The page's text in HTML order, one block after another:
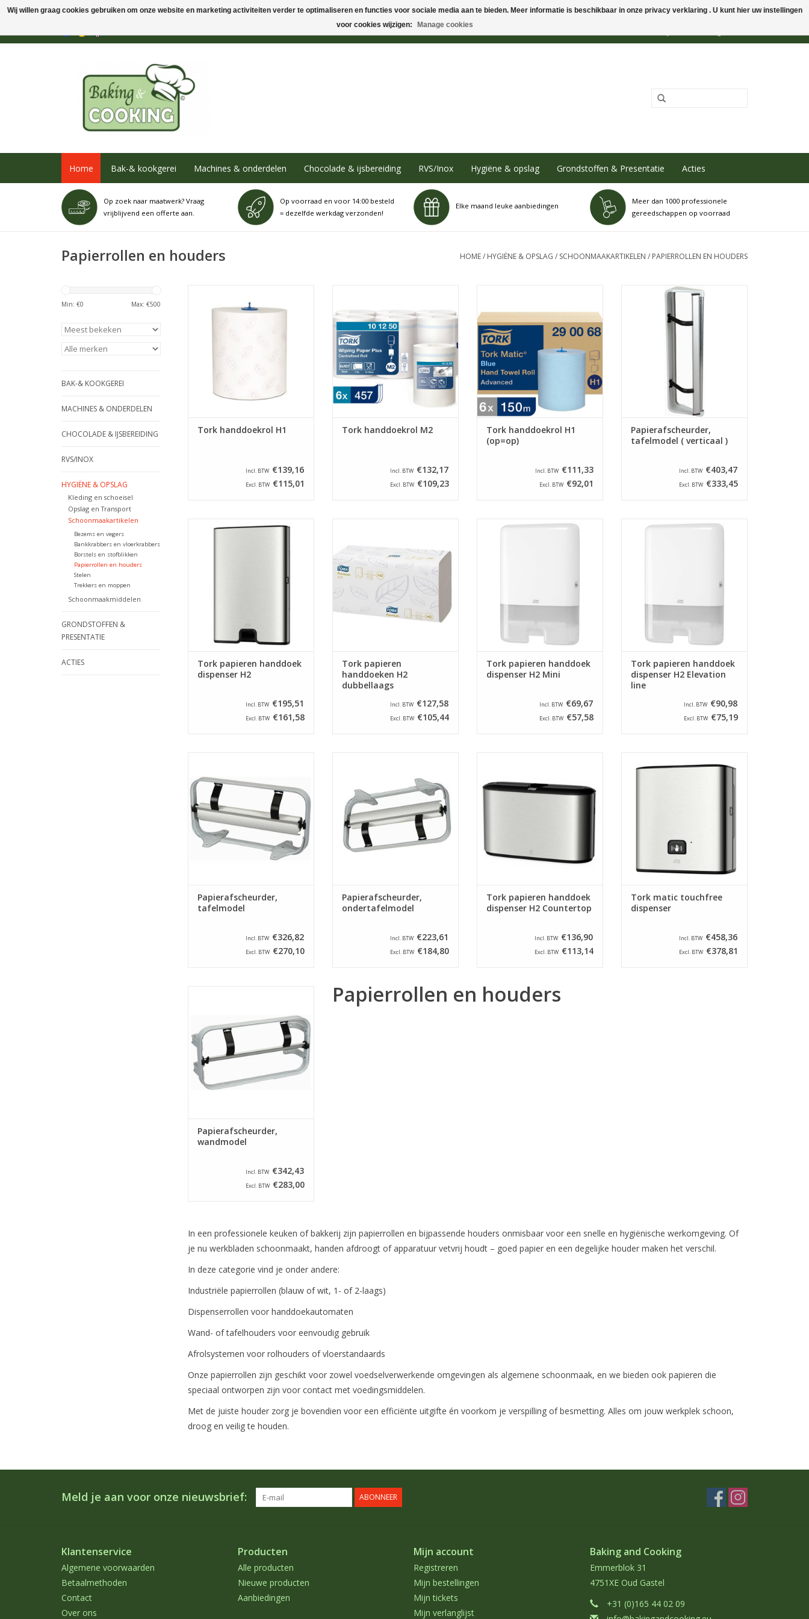
Home Bak-& kookgerei Machines & onderdelen Chocolade & ijsbereiding RVS/Inox Hygiëne & opslag Grondstoffen & Presentatie Acties
Op zoek naar maatwerk? Vraag
vrijblijvend een offerte aan.
Op voorraad en voor 14:00 besteld
= dezelfde werkdag verzonden!
Elke maand leuke aanbiedingen
Meer dan 1000 professionele
gereedschappen op voorraad
Papierrollen en houders HOME/ HYGIËNE & OPSLAG / SCHOONMAAKARTIKELEN / PAPIERROLLEN EN HOUDERS
Min: €0 Max: €500
BAK-& KOOKGEREI
MACHINES & ONDERDELEN
CHOCOLADE & IJSBEREIDING
RVS/INOX
HYGIËNE & OPSLAG
Kleding en schoeisel
Opslag en Transport
Schoonmaakartikelen
Bezems en vegers
Bankkrabbers en vloerkrabbers
Borstels en stofblikken
Papierrollen en houders
Stelen
Trekkers en moppen
Schoonmaakmiddelen
GRONDSTOFFEN &
PRESENTATIE
ACTIES
dispenser H25 011. Deze rollen
zijn per 6 stuks verpakt
TOEVOEGEN AAN WINKELWAGEN
Tork handdoekrol H1
Incl. BTW €139,16
Excl. BTW €115,01
het poetspapier zacht, sterk en
absorberend, zodat je efficiënter
kunt drogen met minder
verspilling.
TOEVOEGEN AAN WINKELWAGEN
Tork handdoekrol M2
Incl. BTW €132,17
Excl. BTW €109,23
zijn per 6 stuks verpakt
TOEVOEGEN AAN WINKELWAGEN
Tork handdoekrol H1
(op=op)
Incl. BTW €111,33
Excl. BTW €92,01
Papierafscheurder, verticaal
tafelmodel met een lengte van 50
Papierafscheurder,
tafelmodel ( verticaal )
Incl. BTW €403,47
Excl. BTW €333,45
Roestvrijstalen Tork dispenser
TOEVOEGEN AAN WINKELWAGEN
Tork papieren handdoek
dispenser H2
Incl. BTW €195,51
Excl. BTW €161,58
dispensers van Tork.
TOEVOEGEN AAN WINKELWAGEN
Tork papieren
handdoeken H2
dubbellaags
Incl. BTW €127,58
Excl. BTW €105,44
Kunststof Tork dispenser voor
Tork papieren handdoek
dispenser H2 Mini
Incl. BTW €69,67
Excl. BTW €57,58
Kunststof Tork dispenser voor
Tork papieren handdoek
dispenser H2 Elevation
line
Incl. BTW €90,98
Excl. BTW €75,19
cm.
TOEVOEGEN AAN WINKELWAGEN
Papierafscheurder,
tafelmodel
Incl. BTW €326,82
Excl. BTW €270,10
een kartelmes aan deze houder,
daardoor kan hij worden
gebruikt voor folie en rollen
bakpapier.
TOEVOEGEN AAN WINKELWAGEN
Papierafscheurder,
ondertafelmodel
Incl. BTW €223,61
Excl. BTW €184,80
Ideaal voor in uw keuken of voor
op de bar.
TOEVOEGEN AAN WINKELWAGEN
Tork papieren handdoek
dispenser H2 Countertop
Incl. BTW €136,90
Excl. BTW €113,14
dispenser raakt u alleen de
de dispenser eenvoudig zonder
TOEVOEGEN AAN WINKELWAGEN
Tork matic touchfree
dispenser
Incl. BTW €458,36
Excl. BTW €378,81
TOEVOEGEN AAN WINKELWAGEN
Papierafscheurder,
wandmodel
Incl. BTW €342,43
Excl. BTW €283,00
Papierrollen en houders
In een professionele keuken of bakkerij zijn papierrollen en bijpassende houders onmisbaar voor een snelle en hygiënische werkomgeving. Of
je nu werkbladen schoonmaakt, handen afdroogt of apparatuur vetvrij houdt – goed papier en een degelijke houder maken het verschil.
In deze categorie vind je onder andere:
Industriële papierrollen (blauw of wit, 1- of 2-laags)
Dispenserrollen voor handdoekautomaten
Wand- of tafelhouders voor eenvoudig gebruik
Afrolsystemen voor rolhouders of vloerstandaards
Onze papierrollen zijn geschikt voor zowel voedselverwerkende omgevingen als algemene schoonmaak, en we bieden ook papieren die
speciaal ontworpen zijn voor contact met voedingsmiddelen.
Met de juiste houder zorg je bovendien voor een efficiënte uitgifte én voorkom je verspilling of besmetting. Alles om jouw werkplek schoon,
droog en veilig te houden.
Meld je aan voor onze nieuwsbrief: ABONNEER
Klantenservice
Algemene voorwaarden
Betaalmethoden
Contact
Over ons
Producten
Alle producten
Nieuwe producten
Aanbiedingen
Mijn account
Registreren
Mijn bestellingen
Mijn tickets
Mijn verlanglijst
Baking and Cooking
Emmerblok 31
4751XE Oud Gastel
+31 (0)165 44 02 09
Wij willen graag cookies gebruiken om onze website en marketing activiteiten verder te optimaliseren en functies voor sociale media aan te bieden. Meer informatie is beschikbaar in onze privacy verklaring . U kunt hier uw instellingen
voor cookies wijzigen:
Manage cookies